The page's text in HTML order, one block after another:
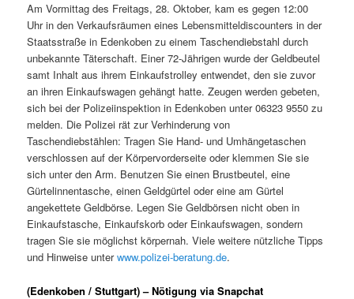
Am Vormittag des Freitags, 28. Oktober, kam es gegen 12:00
Uhr in den Verkaufsräumen eines Lebensmitteldiscounters in der
Staatsstraße in Edenkoben zu einem Taschendiebstahl durch
unbekannte Täterschaft. Einer 72-Jährigen wurde der Geldbeutel
samt Inhalt aus ihrem Einkaufstrolley entwendet, den sie zuvor
an ihren Einkaufswagen gehängt hatte. Zeugen werden gebeten,
sich bei der Polizeiinspektion in Edenkoben unter 06323 9550 zu
melden. Die Polizei rät zur Verhinderung von
Taschendiebstählen: Tragen Sie Hand- und Umhängetaschen
verschlossen auf der Körpervorderseite oder klemmen Sie sie
sich unter den Arm. Benutzen Sie einen Brustbeutel, eine
Gürtelinnentasche, einen Geldgürtel oder eine am Gürtel
angekettete Geldbörse. Legen Sie Geldbörsen nicht oben in
Einkaufstasche, Einkaufskorb oder Einkaufswagen, sondern
tragen Sie sie möglichst körpernah. Viele weitere nützliche Tipps
und Hinweise unterwww.polizei-beratung.de.
(Edenkoben / Stuttgart) – Nötigung via Snapchat